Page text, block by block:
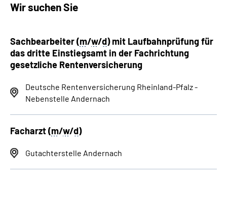
Wir suchen Sie
Sachbearbeiter (m/w/d) mit Laufbahnprüfung für
das dritte Einstiegsamt in der Fachrichtung
gesetzliche Rentenversicherung
Deutsche Rentenversicherung Rheinland-Pfalz -
Nebenstelle Andernach
Facharzt (m/w/d)
Gutachterstelle Andernach